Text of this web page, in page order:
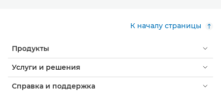
К началу страницы
Продукты
Услуги и решения
Справка и поддержка